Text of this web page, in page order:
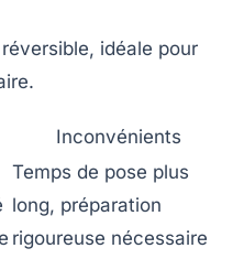
idéale pour
Inconvénients
Temps de pose plus
long, préparation
rigoureuse nécessaire